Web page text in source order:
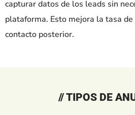
capturar datos de los leads sin
plataforma. Esto mejora la tasa
contacto posterior.
// TIPOS DE